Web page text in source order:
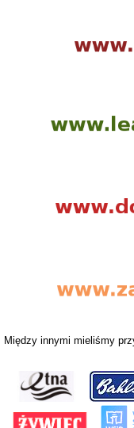
Między innymi mieliśmy